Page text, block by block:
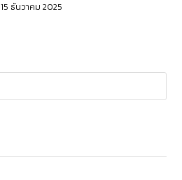
15 ธันวาคม 2025